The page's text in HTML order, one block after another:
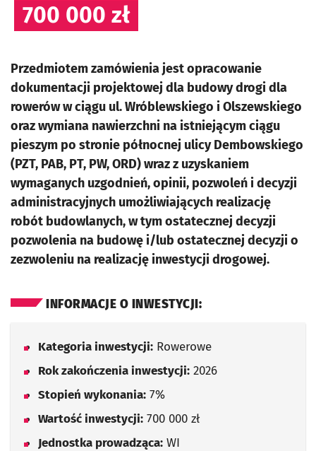
700 000 zł
Przedmiotem zamówienia jest opracowanie
dokumentacji projektowej dla budowy drogi dla
rowerów w ciągu ul. Wróblewskiego i Olszewskiego
oraz wymiana nawierzchni na istniejącym ciągu
pieszym po stronie północnej ulicy Dembowskiego
(PZT, PAB, PT, PW, ORD) wraz z uzyskaniem
wymaganych uzgodnień, opinii, pozwoleń i decyzji
administracyjnych umożliwiających realizację
robót budowlanych, w tym ostatecznej decyzji
pozwolenia na budowę i/lub ostatecznej decyzji o
zezwoleniu na realizację inwestycji drogowej.
INFORMACJE O INWESTYCJI:
Kategoria inwestycji: Rowerowe
Rok zakończenia inwestycji: 2026
Stopień wykonania: 7%
Wartość inwestycji: 700 000 zł
Jednostka prowadząca: WI